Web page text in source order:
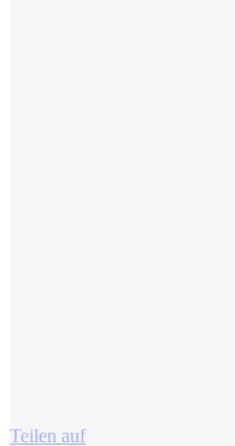
Teilen auf